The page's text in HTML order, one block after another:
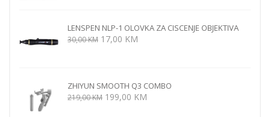
4.999,00 KM.
LENSPEN NLP-1 OLOVKA ZA CISCENJE OBJEKTIVA
30,00KM Izvorna
30,00 KM.
17,00 KM
ZHIYUN SMOOTH Q3 COMBO
219,00KM Izvorna
199,00 KM